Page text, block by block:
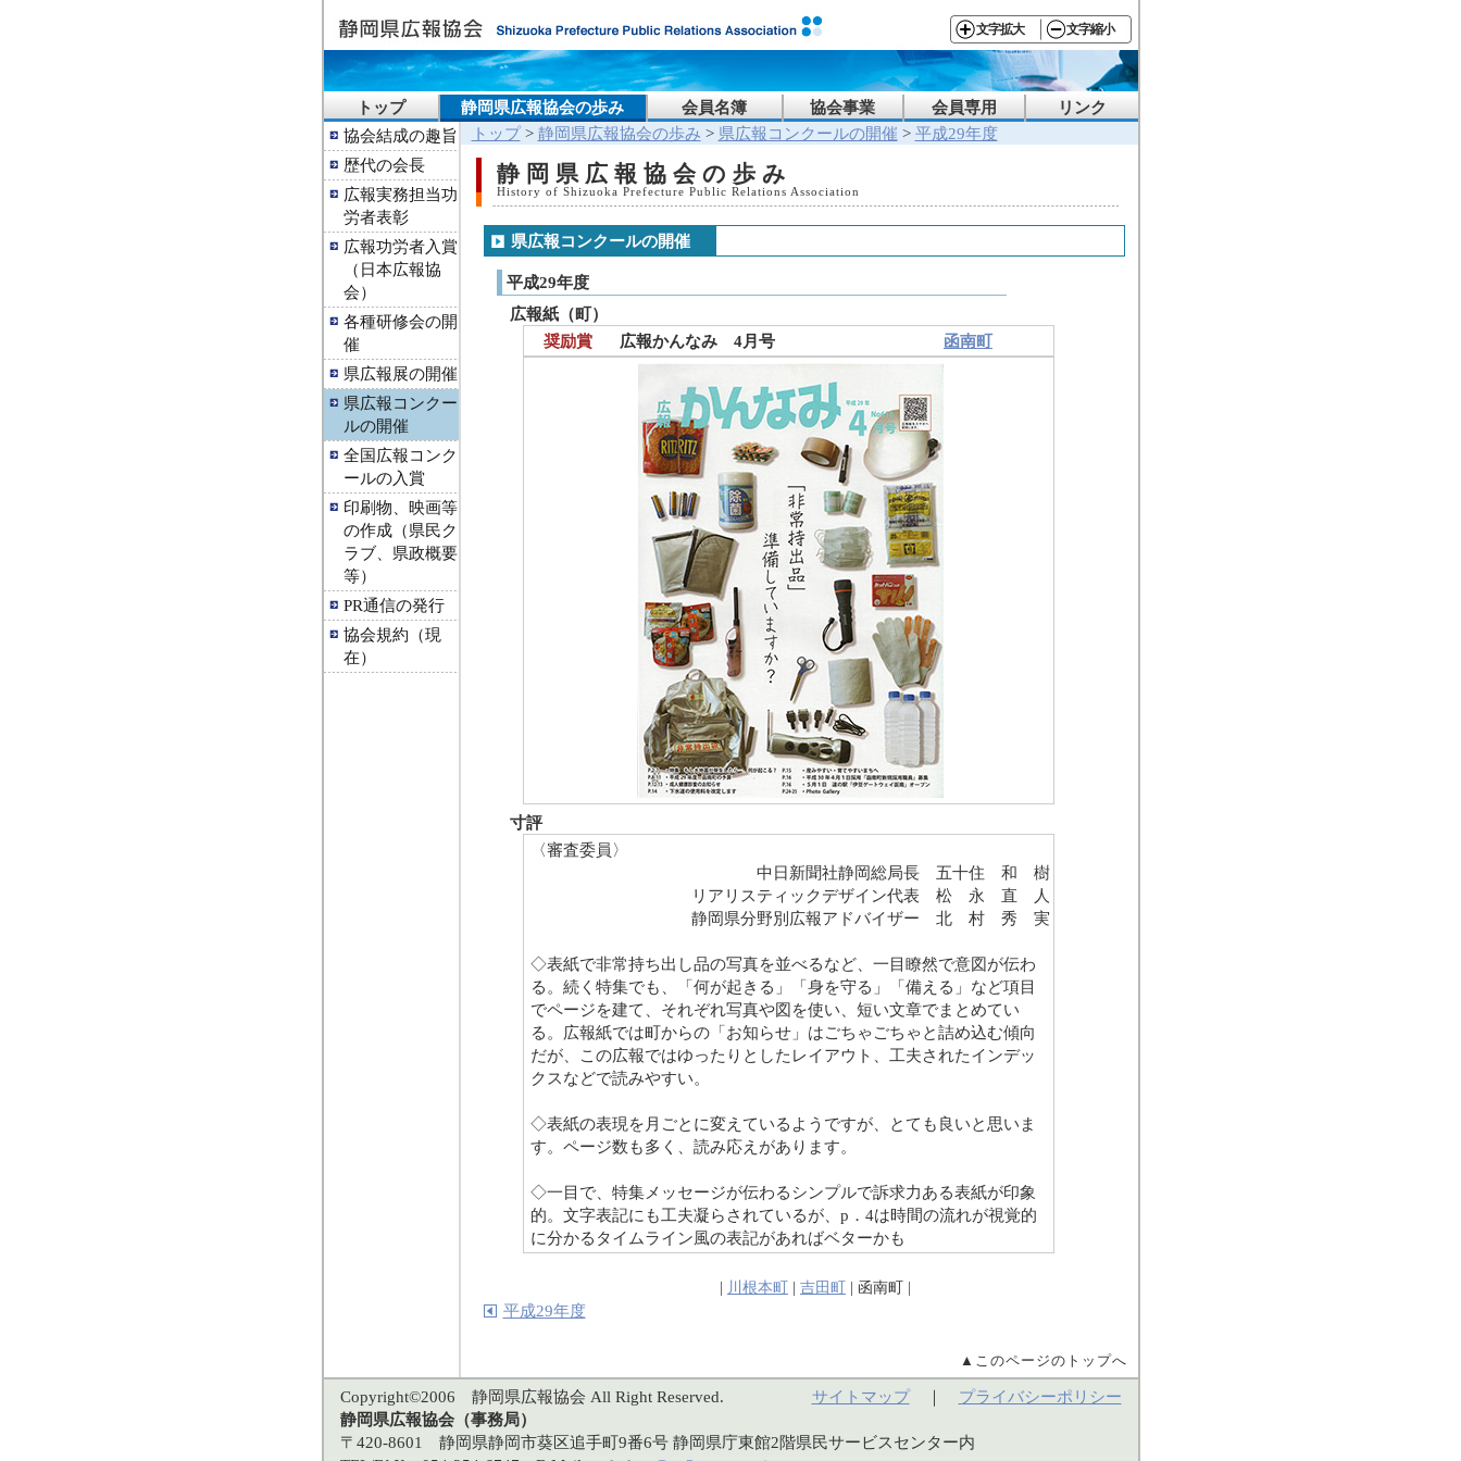
文字拡大 文字縮小
トップ 静岡県広報協会の歩み 会員名簿 協会事業 会員専用
リンク
協会結成の趣旨
歴代の会長
広報実務担当功
労者表彰
広報功労者入賞
（日本広報協
会）
各種研修会の開
催
県広報展の開催
県広報コンクー
ルの開催
全国広報コンク
ールの入賞
印刷物、映画等
の作成（県民ク
ラブ、県政概要
等）
PR通信の発行
協会規約（現
在）
トップ> 静岡県広報協会の歩み > 県広報コンクールの開催 > 平成29年度
静岡県広報協会の歩み
History of Shizuoka Prefecture Public Relations Association
県広報コンクールの開催
平成29年度
広報紙（町）
奨励賞
広報かんなみ 4月号 函南町
寸評
〈審査委員〉
中日新聞社静岡総局長 五十住 和 樹
リアリスティックデザイン代表 松 永 直 人
静岡県分野別広報アドバイザー 北 村 秀 実
◇表紙で非常持ち出し品の写真を並べるなど、一目瞭然で意図が伝わ
る。続く特集でも、「何が起きる」「身を守る」「備える」など項目
でページを建て、それぞれ写真や図を使い、短い文章でまとめてい
る。広報紙では町からの「お知らせ」はごちゃごちゃと詰め込む傾向
だが、この広報ではゆったりとしたレイアウト、工夫されたインデッ
クスなどで読みやすい。
◇表紙の表現を月ごとに変えているようですが、とても良いと思いま
す。ページ数も多く、読み応えがあります。
◇一目で、特集メッセージが伝わるシンプルで訴求力ある表紙が印象
的。文字表記にも工夫凝らされているが、p．4は時間の流れが視覚的
に分かるタイムライン風の表記があればベターかも
川根本町 吉田町 | 函南町 |
平成29年度
▲このページのトップへ
サイトマップ｜ プライバシーポリシー
Copyright©2006 静岡県広報協会 All Right Reserved.
静岡県広報協会（事務局）
〒420-8601 静岡県静岡市葵区追手町9番6号 静岡県庁東館2階県民サービスセンター内